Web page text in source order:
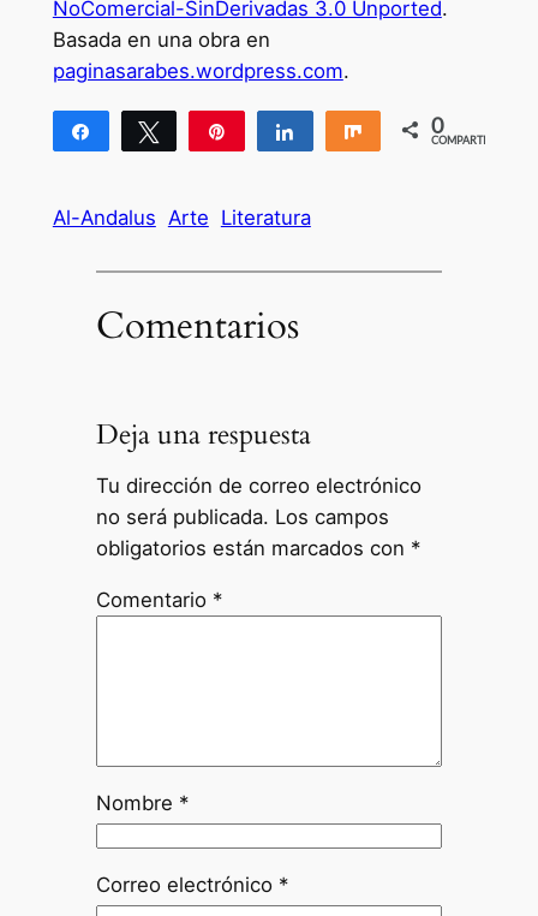
NoComercial-SinDerivadas 3.0 Unported.
Basada en una obra en
paginasarabes.wordpress.com.
Compartir Twittear Compartir Compartir
0
COMPARTIR
Al-Andalus Arte Literatura
Comentarios
Deja una respuesta
Tu dirección de correo electrónico
no será publicada. Los campos
obligatorios están marcados con *
Comentario *
Nombre *
Correo electrónico *